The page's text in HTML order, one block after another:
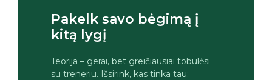
Pakelk savo bėgimą į
kitą lygį
Teorija – gerai, bet greičiausiai tobulėsi
su treneriu. Išsirink, kas tinka tau: